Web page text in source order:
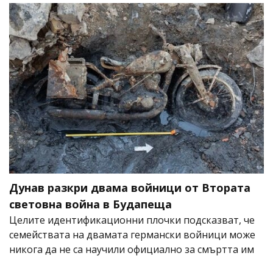
Дунав разкри двама войници от Втората
световна война в Будапеща
Целите идентификационни плочки подсказват, че
семействата на двамата германски войници може
никога да не са научили официално за смъртта им